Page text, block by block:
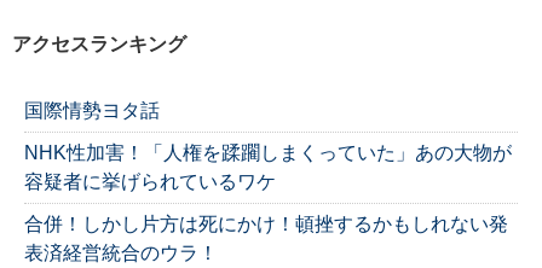
アクセスランキング
国際情勢ヨタ話
NHK性加害！「人権を蹂躙しまくっていた」あの大物が
容疑者に挙げられているワケ
合併！しかし片方は死にかけ！頓挫するかもしれない発
表済経営統合のウラ！